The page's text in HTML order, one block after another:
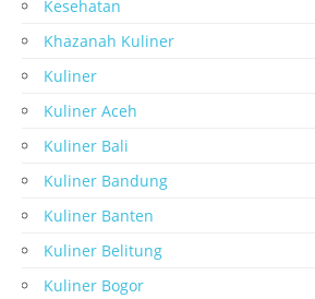
Kesehatan
Khazanah Kuliner
Kuliner
Kuliner Aceh
Kuliner Bali
Kuliner Bandung
Kuliner Banten
Kuliner Belitung
Kuliner Bogor